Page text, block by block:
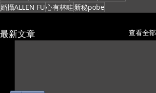
婚攝ALLEN FU心有林畦新秘pobe
最新文章 查看全部